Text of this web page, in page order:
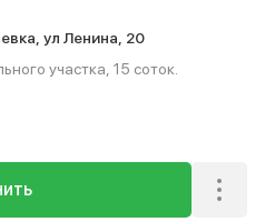
ул Ленина, 20
участка, 15 соток.